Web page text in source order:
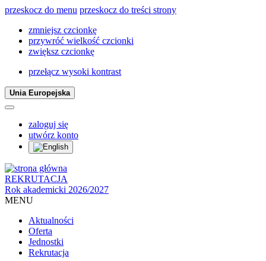
przeskocz do menu przeskocz do treści strony
zmniejsz czcionkę
przywróć wielkość czcionki
zwiększ czcionkę
przełącz wysoki kontrast
Unia Europejska
zaloguj się
utwórz konto
REKRUTACJA
Rok akademicki 2026/2027
MENU
Aktualności
Oferta
Jednostki
Rekrutacja